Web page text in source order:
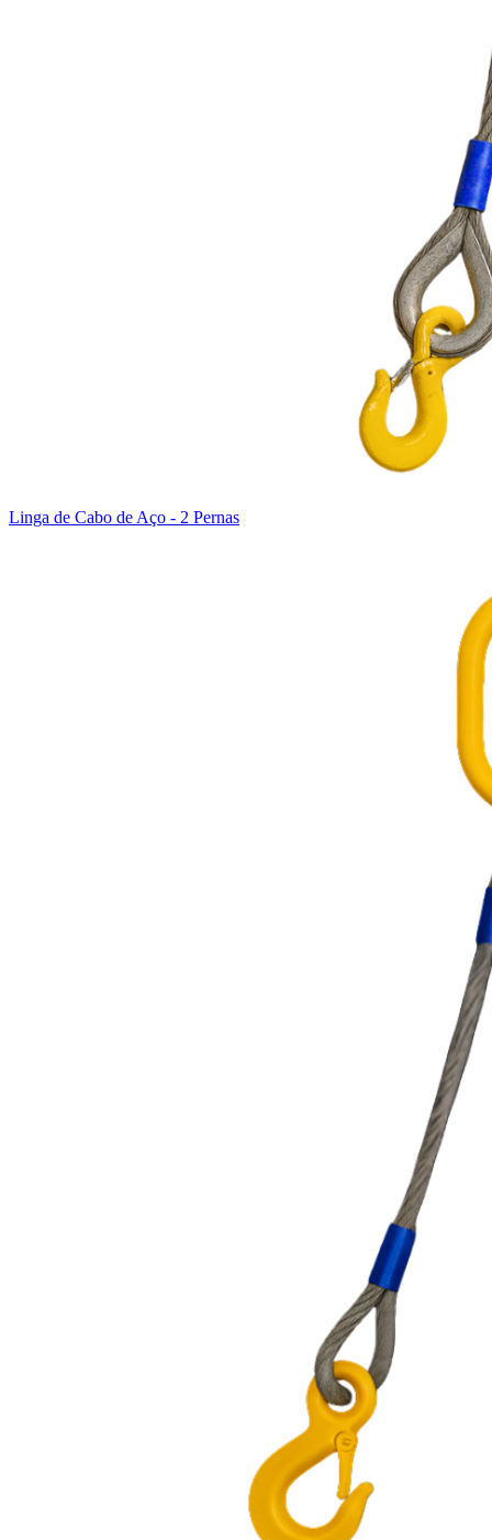
Linga de Cabo de Aço - 2 Pernas